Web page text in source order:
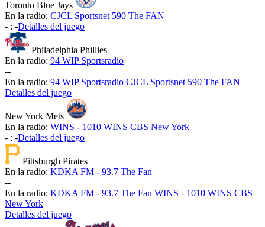
Toronto Blue Jays
En la radio: CJCL Sportsnet 590 The FAN
- : -Detalles del juego
Philadelphia Phillies
En la radio: 94 WIP Sportsradio
--
En la radio: 94 WIP Sportsradio CJCL Sportsnet 590 The FAN
Detalles del juego
New York Mets
En la radio: WINS - 1010 WINS CBS New York
- : -Detalles del juego
Pittsburgh Pirates
En la radio: KDKA FM - 93.7 The Fan
--
En la radio: KDKA FM - 93.7 The Fan WINS - 1010 WINS CBS
New York
Detalles del juego